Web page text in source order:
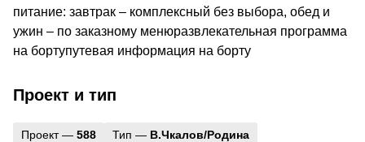
Проект и тип
Проект — 588 Тип — В.Чкалов/Родина
питание: завтрак – комплексный без выбора, обед и
ужин – по заказному менюразвлекательная программа
на бортупутевая информация на борту